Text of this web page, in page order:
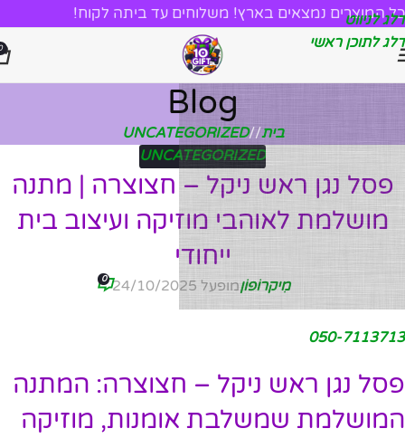
דלג לניווט
דלג לתוכן ראשי
כל המוצרים נמצאים בארץ! משלוחים עד ביתה לקוח!
Blog
בית/
UNCATEGORIZED
UNCATEGORIZED
פסל נגן ראש ניקל – חצוצרה | מתנה
מושלמת לאוהבי מוזיקה ועיצוב בית
ייחודי
מִיקרוֹפוֹןמופעל 24/10/2025 0
050-7113713
פסל נגן ראש ניקל – חצוצרה: המתנה
המושלמת שמשלבת אומנות, מוזיקה